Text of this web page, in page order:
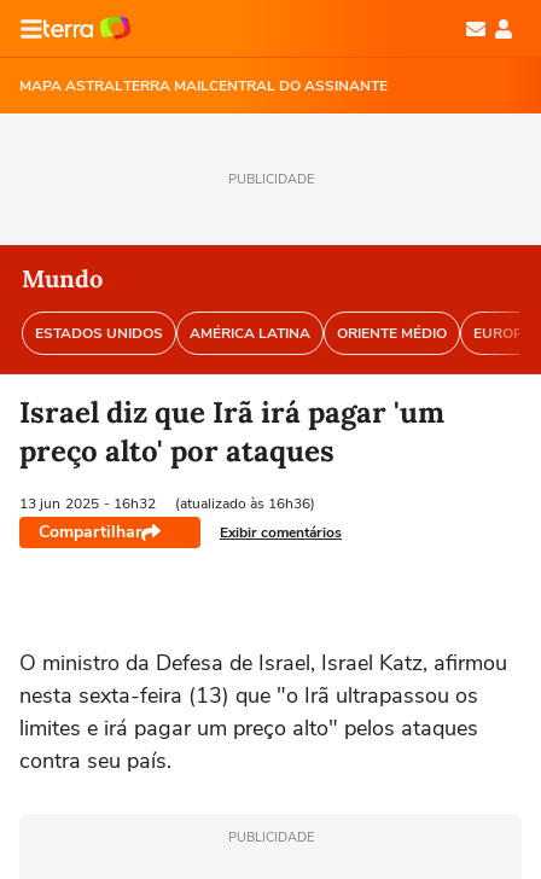
MAPA ASTRALTERRA MAILCENTRAL DO ASSINANTE
PUBLICIDADE
Mundo
ESTADOS UNIDOS AMÉRICA LATINA ORIENTE MÉDIO EUROPA
Israel diz que Irã irá pagar 'um
preço alto' por ataques
13 jun 2025 - 16h32 (atualizado às 16h36)
Compartilhar Exibir comentários
O ministro da Defesa de Israel, Israel Katz, afirmou
nesta sexta-feira (13) que "o Irã ultrapassou os
limites e irá pagar um preço alto" pelos ataques
contra seu país.
PUBLICIDADE